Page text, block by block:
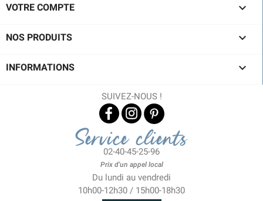
VOTRE COMPTE 
NOS PRODUITS 
INFORMATIONS 
SUIVEZ-NOUS !
Service clients
02-40-45-25-96
Prix d'un appel local
Du lundi au vendredi
10h00-12h30 / 15h00-18h30